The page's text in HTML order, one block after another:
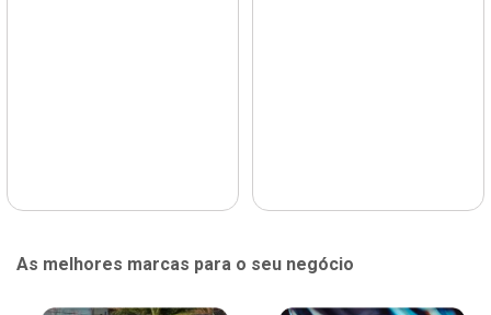
As melhores marcas para o seu negócio